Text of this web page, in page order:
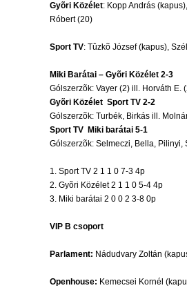
Gyõri Közélet: Kopp András
Róbert (20)
Sport TV: Tûzkõ József (kapus),
Miki Barátai – Gyõri Közélet 2-3
Gólszerzõk: Vayer (2) ill. Horváth E.
Gyõri Közélet  Sport TV 2-2
Gólszerzõk: Turbék, Birkás ill.
Sport TV  Miki barátai 5-1
Gólszerzõk: Selmeczi, Bella, Pilinyi,
1. Sport TV 2 1 1 0 7-3 4p
2. Gyõri Közélet 2 1 1 0 5-4 4p
3. Miki barátai 2 0 0 2 3-8 0p
VIP B csoport
Parlament: Nádudvary Zoltán
Openhouse: Kemecsei Kornél